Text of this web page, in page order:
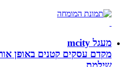
מעגל mcity
מקדם עסקים קטנים באופן אורגני